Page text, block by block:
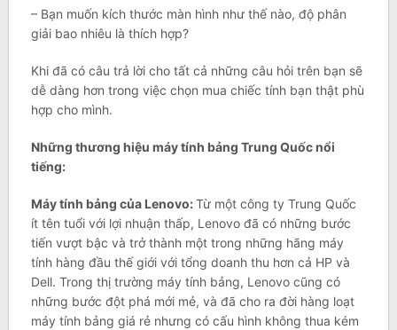
– Bạn muốn kích thước màn hình như thế nào, độ phân
giải bao nhiêu là thích hợp?
Khi đã có câu trả lời cho tất cả những câu hỏi trên bạn sẽ
dễ dàng hơn trong việc chọn mua chiếc tính bạn thật phù
hợp cho mình.
Những thương hiệu máy tính bảng Trung Quốc nổi
tiếng:
Máy tính bảng của Lenovo:Từ một công ty Trung Quốc
ít tên tuổi với lợi nhuận thấp, Lenovo đã có những bước
tiến vượt bậc và trở thành một trong những hãng máy
tính hàng đầu thế giới với tổng doanh thu hơn cả HP và
Dell. Trong thị trường máy tính bảng, Lenovo cũng có
những bước đột phá mới mẻ, và đã cho ra đời hàng loạt
máy tính bảng giá rẻ nhưng có cấu hình không thua kém